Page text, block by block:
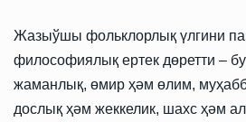
Жазыўшы фольклорлық үлгини
философиялық ертек дөретти –
жаманлық, өмир ҳәм өлим,
дослық ҳәм жеккелик, шахс ҳәм